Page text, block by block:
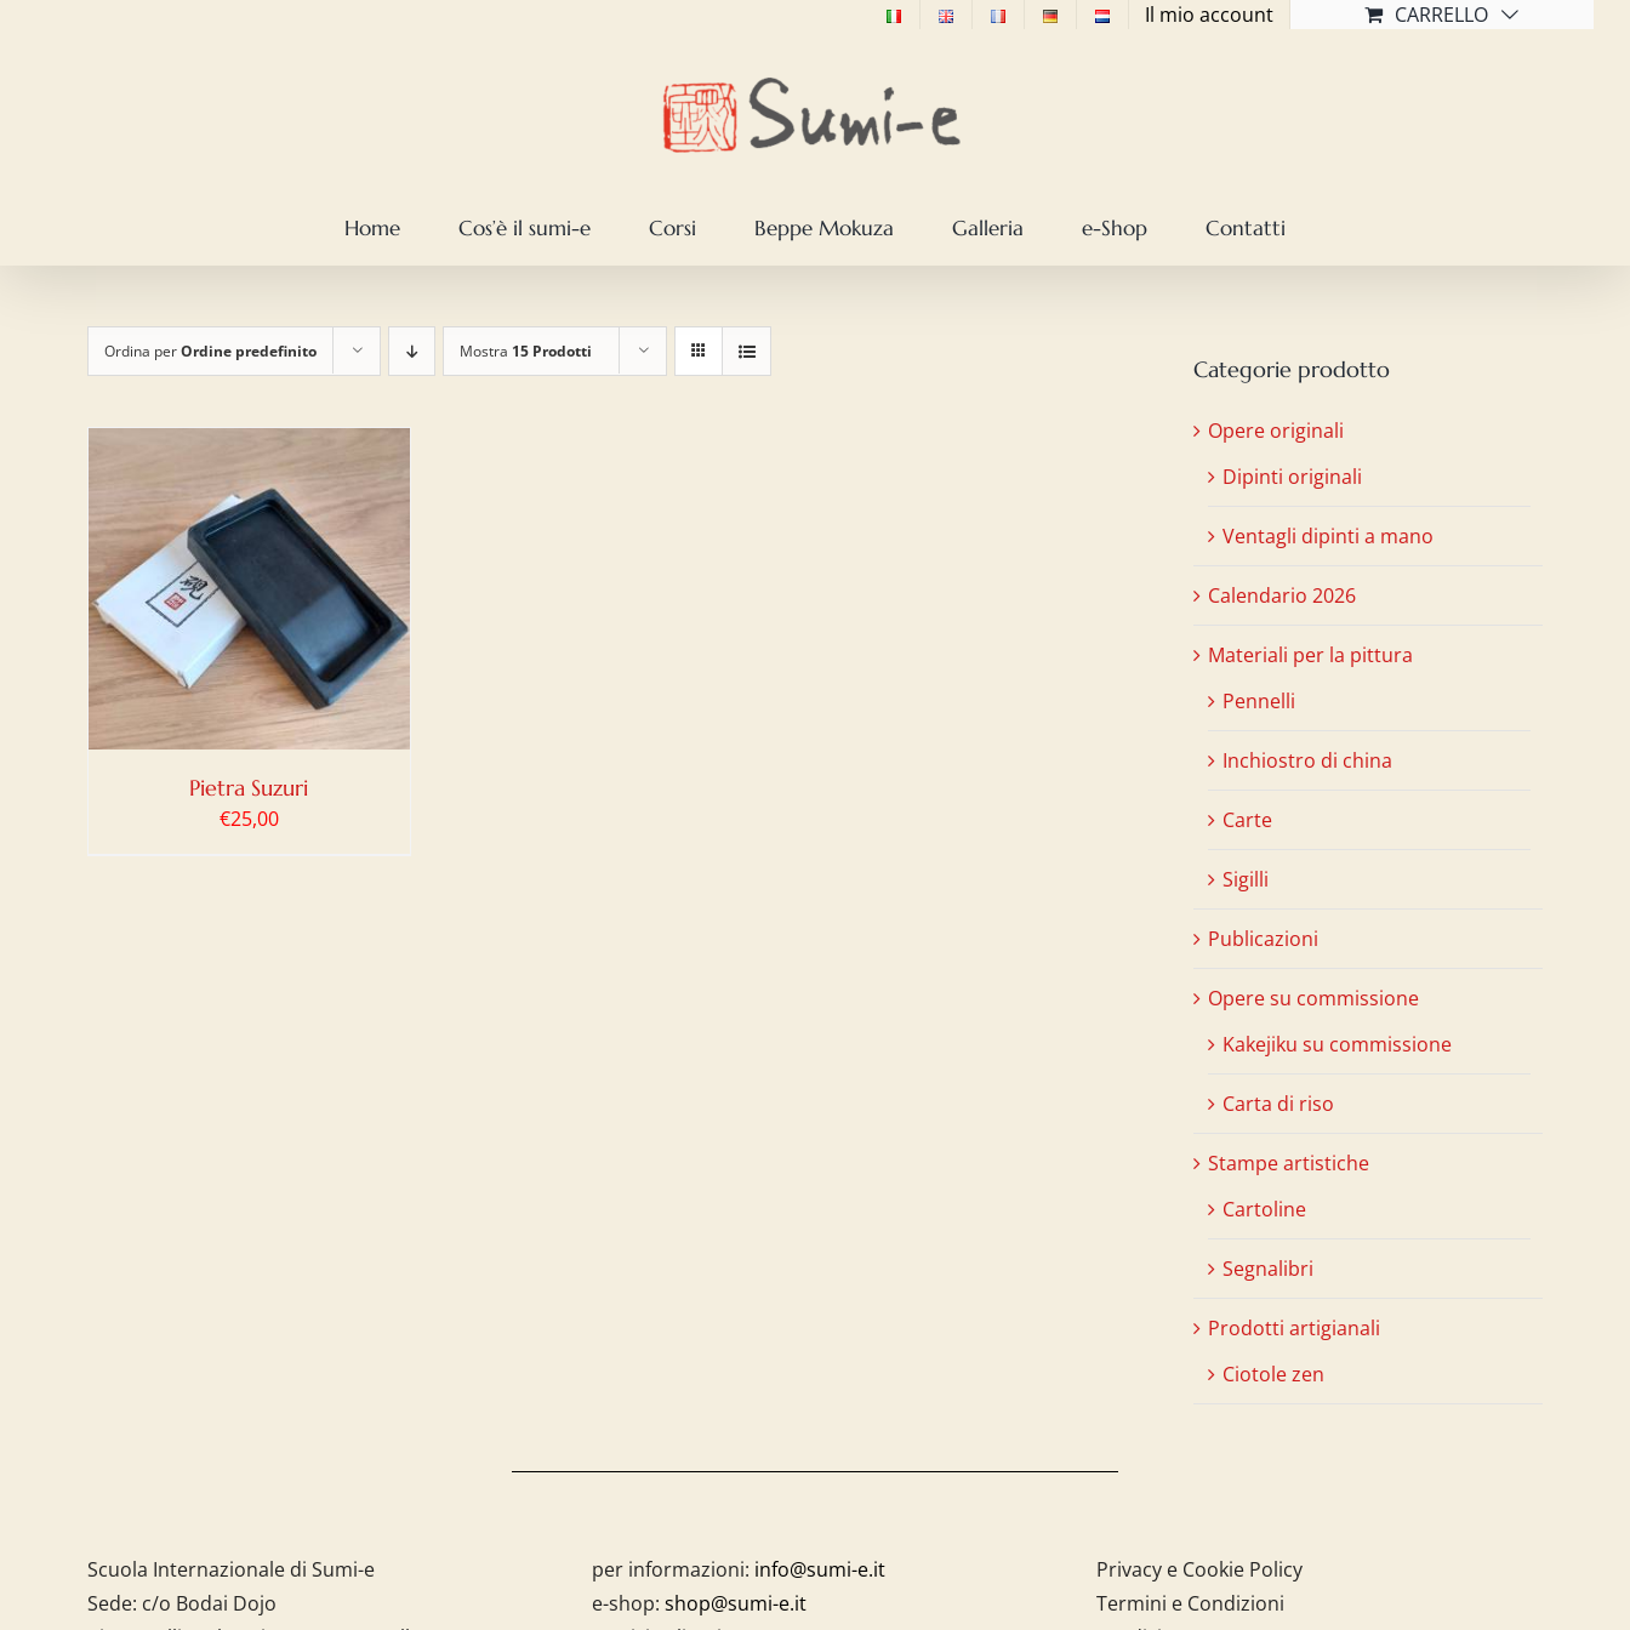
Il mio account CARRELLO
Home Cos’è il sumi-e Corsi Beppe Mokuza Galleria e-Shop Contatti
Ordina perOrdine predefinito Mostra 15 Prodotti
Pietra Suzuri
€25,00
Categorie prodotto
Opere originali
Dipinti originali
Ventagli dipinti a mano
Calendario 2026
Materiali per la pittura
Pennelli
Inchiostro di china
Carte
Sigilli
Publicazioni
Opere su commissione
Kakejiku su commissione
Carta di riso
Stampe artistiche
Cartoline
Segnalibri
Prodotti artigianali
Ciotole zen
Scuola Internazionale di Sumi-e
Sede: c/o Bodai Dojo
per informazioni: info@sumi-e.it
e-shop: shop@sumi-e.it
Privacy e Cookie Policy
Termini e Condizioni